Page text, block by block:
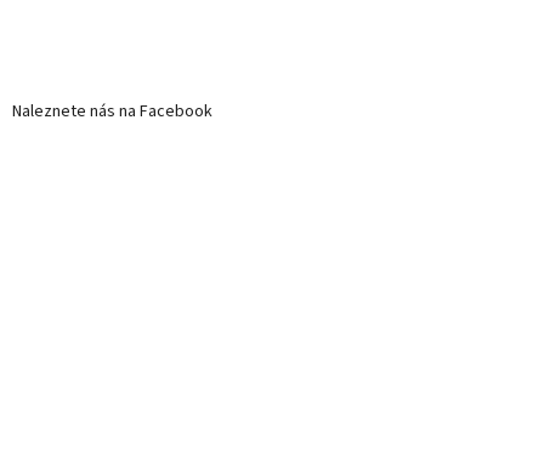
Naleznete nás na Facebook